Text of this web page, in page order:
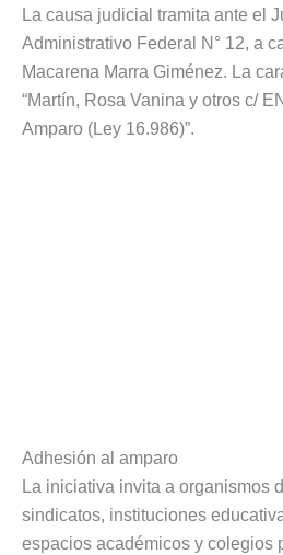
La causa judicial tramita ante el
Administrativo Federal N° 12, a
Macarena Marra Giménez. La
“Martín, Rosa Vanina y otros c/
Amparo (Ley 16.986)”.
Adhesión al amparo
La iniciativa invita a organismos
sindicatos, instituciones
espacios académicos y colegios